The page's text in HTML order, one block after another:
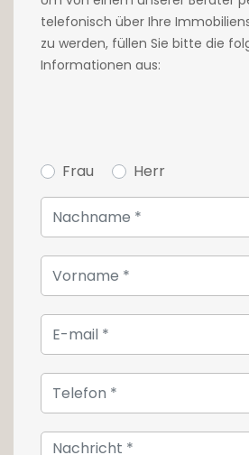
Für weitere Informationen
bitte unter 26 54 17 17.
telefonisch über Ihre
zu werden, füllen Sie bitte die
Informationen aus:
Frau Herr